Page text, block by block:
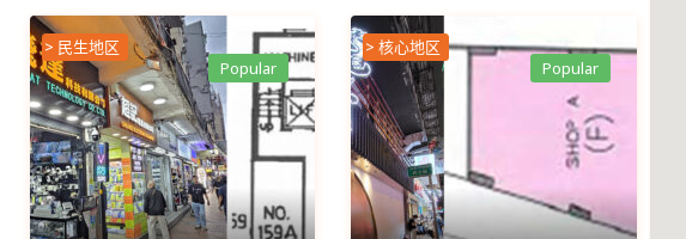
> 民生地区
Popular
> 核心地区
Popular